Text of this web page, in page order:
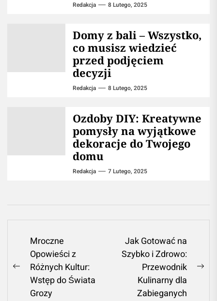
Redakcja 8 Lutego, 2025
Domy z bali – Wszystko,
co musisz wiedzieć
przed podjęciem
decyzji
Redakcja 8 Lutego, 2025
Ozdoby DIY: Kreatywne
pomysły na wyjątkowe
dekoracje do Twojego
domu
Redakcja 7 Lutego, 2025
Nawigacja
wpisu
Previous
Mroczne
Opowieści z
Różnych Kultur:
Wstęp do Świata
Grozy
Jak Gotować na
Szybko i Zdrowo:
Przewodnik
Kulinarny dla
Zabieganych